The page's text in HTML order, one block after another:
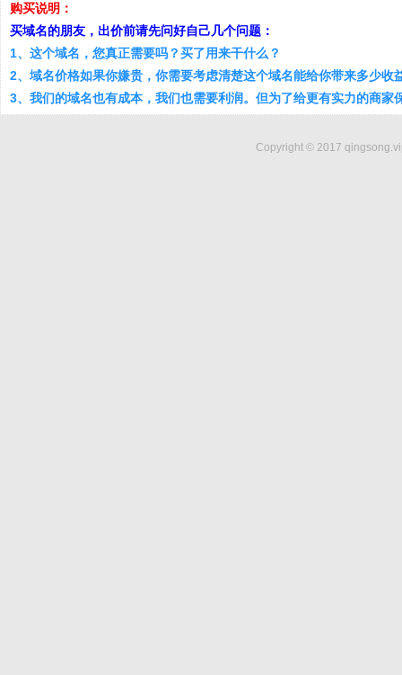
购买说明：
买域名的朋友，出价前请先问好自己几个问题：
1、这个域名，您真正需要吗？买了用来干什么？
2、域名价格如果你嫌贵，你需要考虑清楚这个域名能给你带来多少收
3、我们的域名也有成本，我们也需要利润。但为了给更有实力的商家
Copyright © 2017